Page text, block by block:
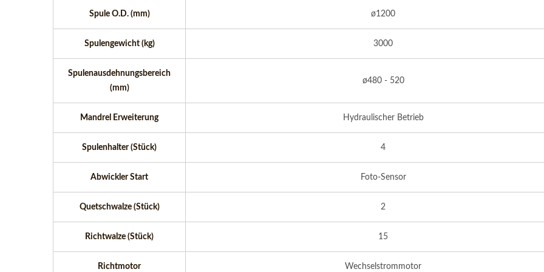
Spule O.D. (mm) ø1200
Spulengewicht (kg) 3000
Spulenausdehnungsbereich
(mm)
ø480 - 520
Mandrel Erweiterung Hydraulischer Betrieb
Spulenhalter (Stück) 4
Abwickler Start Foto-Sensor
Quetschwalze (Stück) 2
Richtwalze (Stück) 15
Richtmotor Wechselstrommotor
Leichter 3-In-1-Zuführer